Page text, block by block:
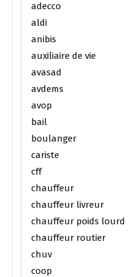
adecco
aldi
anibis
auxiliaire de vie
avasad
avdems
avop
bail
boulanger
cariste
cff
chauffeur
chauffeur livreur
chauffeur poids lourd
chauffeur routier
chuv
coop